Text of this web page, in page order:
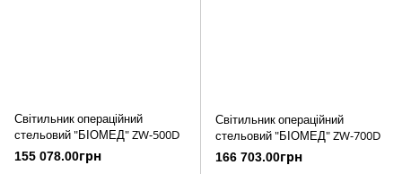
Світильник операційний
стельовий "БІОМЕД" ZW-500D
155 078.00грн
Світильник операційний
стельовий "БІОМЕД" ZW-700D
166 703.00грн